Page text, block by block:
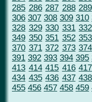
285 286 287 288 289
306 307 308 309 310
328 329 330 331 332
349 350 351 352 353
370 371 372 373 374
391 392 393 394 395
413 414 415 416 417
434 435 436 437 438
455 456 457 458 459